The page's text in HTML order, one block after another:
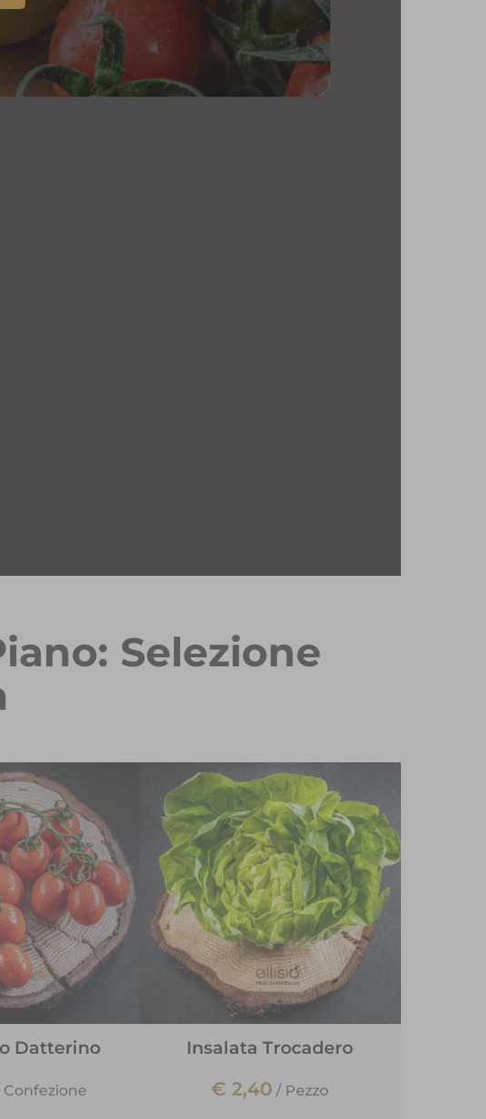
Selezione
Datterino
Confezione
Insalata Trocadero
€ 2,40 / Pezzo